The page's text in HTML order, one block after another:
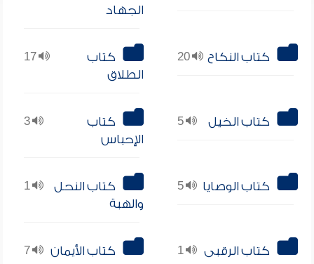
الجهاد
20 كتاب النكاح 17
كتاب
الطلاق
5 كتاب الخيل 3
كتاب
الإحباس
5 كتاب الوصايا 1
كتاب النحل
والهبة
1 كتاب الرقبى 7
كتاب الأيمان